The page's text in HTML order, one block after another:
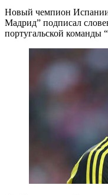
Новый чемпион
Мадрид” подписал
португальской команды